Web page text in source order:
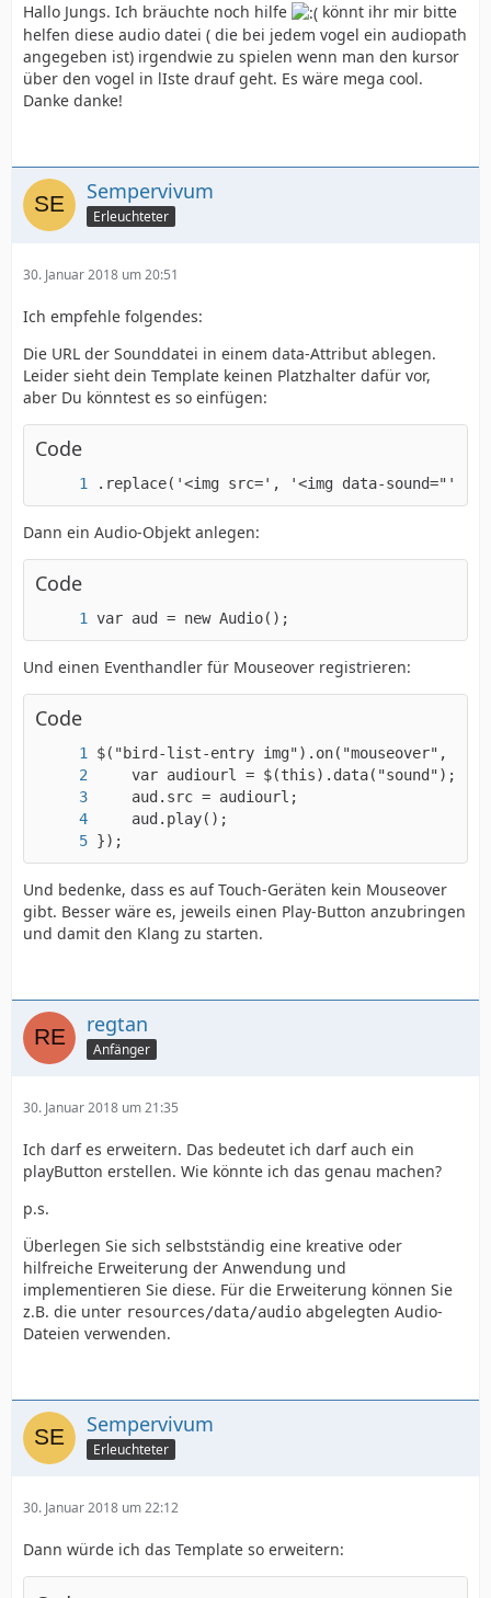
Hallo Jungs. Ich bräuchte noch hilfe
könnt ihr mir bitte
helfen diese audio datei ( die bei jedem vogel ein audiopath
angegeben ist) irgendwie zu spielen wenn man den kursor
über den vogel in lIste drauf geht. Es wäre mega cool.
Danke danke!
Sempervivum
Erleuchteter
30. Januar 2018 um 20:51
Ich empfehle folgendes:
Die URL der Sounddatei in einem data-Attribut ablegen.
Leider sieht dein Template keinen Platzhalter dafür vor,
aber Du könntest es so einfügen:
Code
.replace('<img src=', '<img data-sound="' +
Dann ein Audio-Objekt anlegen:
Code
var aud = new Audio();
Und einen Eventhandler für Mouseover registrieren:
Code
});
Und bedenke, dass es auf Touch-Geräten kein Mouseover
gibt. Besser wäre es, jeweils einen Play-Button anzubringen
und damit den Klang zu starten.
regtan
Anfänger
30. Januar 2018 um 21:35
Ich darf es erweitern. Das bedeutet ich darf auch ein
playButton erstellen. Wie könnte ich das genau machen?
p.s.
Überlegen Sie sich selbstständig eine kreative oder
hilfreiche Erweiterung der Anwendung und
implementieren Sie diese. Für die Erweiterung können Sie
z.B. die unter resources/data/audio abgelegten Audio-
Dateien verwenden.
Sempervivum
Erleuchteter
30. Januar 2018 um 22:12
Dann würde ich das Template so erweitern: